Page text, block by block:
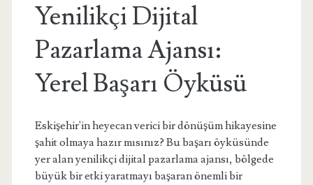
Yenilikçi Dijital
Pazarlama Ajansı:
Yerel Başarı Öyküsü
Eskişehir'in heyecan verici bir dönüşüm hikayesine
şahit olmaya hazır mısınız? Bu başarı öyküsünde
yer alan yenilikçi dijital pazarlama ajansı, bölgede
büyük bir etki yaratmayı başaran önemli bir